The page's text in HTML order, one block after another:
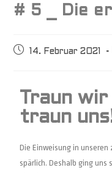
# 5 _ Die
14. Februar 2021
Traun
traun
Die Einweisung in
spärlich. Deshalb ging uns